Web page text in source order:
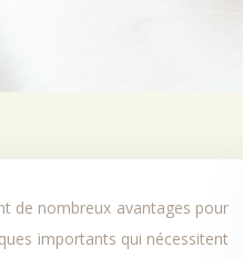
importants qui nécessitent